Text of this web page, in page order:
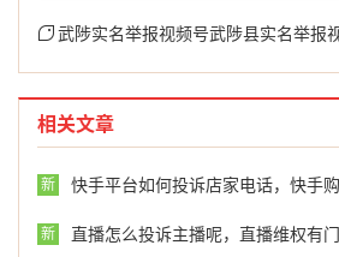
武陟实名举报视频号武陟县实名举报
相关文章
新 快手平台如何投诉店家电话，快手购物遇纠纷？这份投诉维权
新 直播怎么投诉主播呢，直播维权有门道，手把手